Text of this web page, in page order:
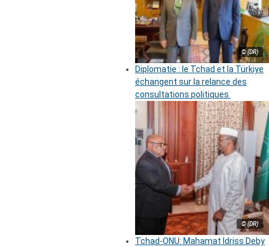
© (DR)
Diplomatie : le Tchad et la Türkiye
échangent sur la relance des
consultations politiques
© (DR)
Tchad-ONU: Mahamat Idriss Deby